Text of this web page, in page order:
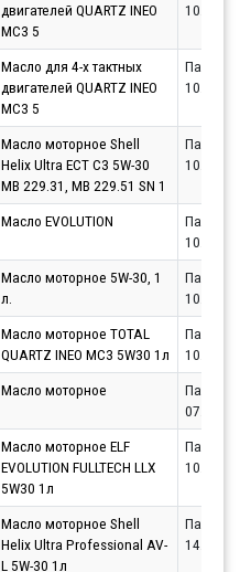
двигателей QUARTZ INEO
MC3 5
Масло для 4-х тактных
двигателей QUARTZ INEO
MC3 5
Партнёр
Масло моторное Shell
Helix Ultra ECT C3 5W-30
MB 229.31, MB 229.51 SN 1
Партнёр
Масло EVOLUTION
Партнёр
Масло моторное 5W-30, 1
л.
Партнёр
Масло моторное TOTAL
QUARTZ INEO MC3 5W30 1л
Партнёр
Масло моторное
Партнёр
Масло моторное ELF
EVOLUTION FULLTECH LLX
5W30 1л
Партнёр
Масло моторное Shell
Helix Ultra Professional AV-
L 5W-30 1л
Партнёр